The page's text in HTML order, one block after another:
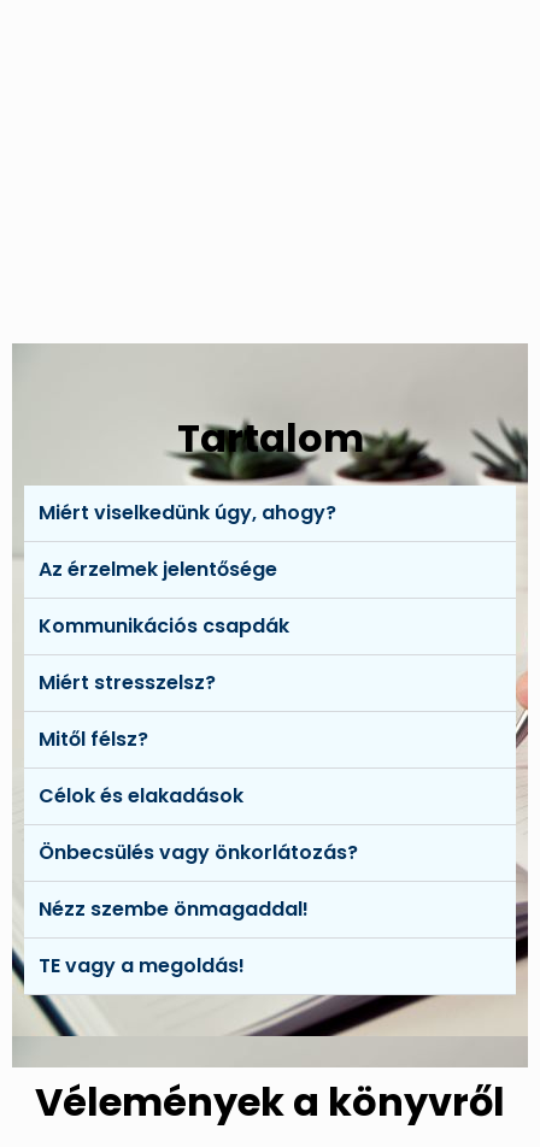
Tartalom
Miért viselkedünk úgy, ahogy?
Az érzelmek jelentősége
Kommunikációs csapdák
Miért stresszelsz?
Mitől félsz?
Célok és elakadások
Önbecsülés vagy önkorlátozás?
Nézz szembe önmagaddal!
TE vagy a megoldás!
Vélemények a könyvről